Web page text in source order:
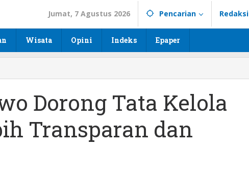
Jumat, 7 Agustus 2026 Pencarian Redaksi
Wisata Opini Indeks Epaper
Dorong Tata Kelola
Transparan dan